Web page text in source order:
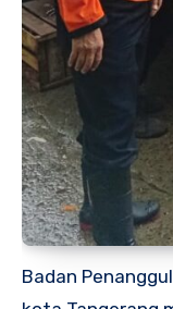
Badan